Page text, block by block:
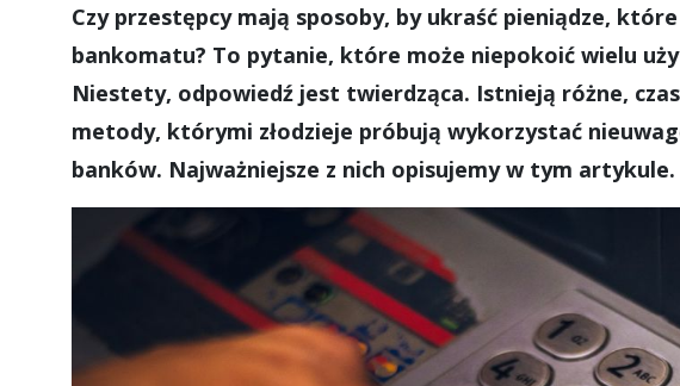
Czy przestępcy mają sposoby, by ukraść pieniądze, które
bankomatu? To pytanie, które może niepokoić wielu
Niestety, odpowiedź jest twierdząca. Istnieją różne,
metody, którymi złodzieje próbują wykorzystać
banków. Najważniejsze z nich opisujemy w tym artykule.